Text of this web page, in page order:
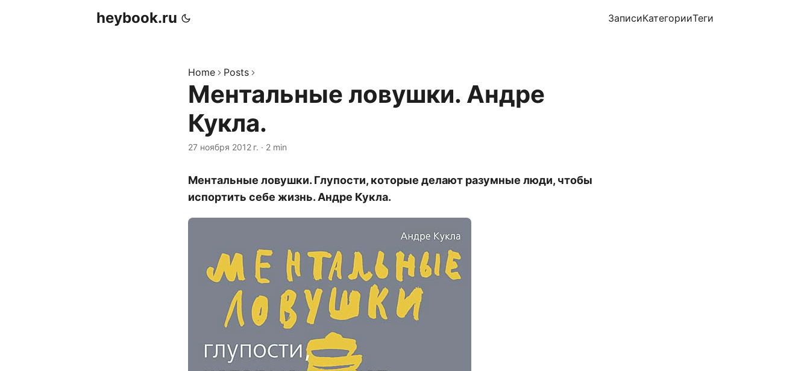
heybook.ru ЗаписиКатегорииТеги
Home Posts
Ментальные ловушки. Андре
Кукла.
27 ноября 2012 г. · 2 min
Ментальные ловушки. Глупости, которые делают разумные люди, чтобы
испортить себе жизнь. Андре Кукла.